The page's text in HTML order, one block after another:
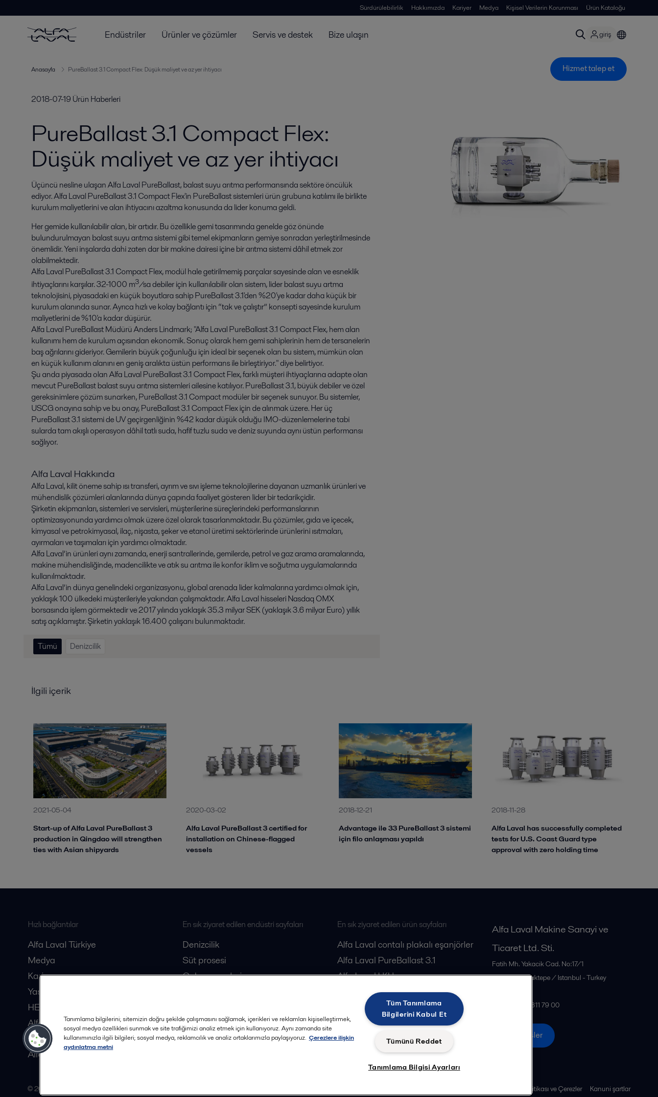
Sürdürülebilirlik Hakkımızda Kariyer Medya Kişisel Verilerin Korunması Ürün Kataloğu
Endüstriler Ürünler ve çözümler Servis ve destek Bize ulaşın giriş
Anasayfa PureBallast 3.1 Compact Flex: Düşük maliyet ve az yer ihtiyacı Hizmet talep et
2018-07-19 Ürün Haberleri
PureBallast 3.1 Compact Flex:
Düşük maliyet ve az yer ihtiyacı
Üçüncü nesline ulaşan Alfa Laval PureBallast, balast suyu arıtma performansında sektöre öncülük
ediyor. Alfa Laval PureBallast 3.1 Compact Flex'in PureBallast sistemleri ürün grubuna katılımı ile birlikte
kurulum maliyetlerini ve alan ihtiyacını azaltma konusunda da lider konuma geldi.
Her gemide kullanılabilir alan, bir artıdır. Bu özellikle gemi tasarımında genelde göz önünde
bulundurulmayan balast suyu arıtma sistemi gibi temel ekipmanların gemiye sonradan yerleştirilmesinde
önemlidir. Yeni inşalarda dahi zaten dar bir makine dairesi içine bir arıtma sistemi dâhil etmek zor
olabilmektedir.
Alfa Laval PureBallast 3.1 Compact Flex, modül hale getirilmemiş parçalar sayesinde alan ve esneklik
ihtiyaçlarını karşılar. 32-1000 m3/sa debiler için kullanılabilir olan sistem, lider balast suyu artma
teknolojisini, piyasadaki en küçük boyutlara sahip PureBallast 3.1'den %20'ye kadar daha küçük bir
kurulum alanında sunar. Ayrıca hızlı ve kolay bağlantı için “tak ve çalıştır” konsepti sayesinde kurulum
maliyetlerini de %10'a kadar düşürür.
Alfa Laval PureBallast Müdürü Anders Lindmark; "Alfa Laval PureBallast 3.1 Compact Flex, hem alan
kullanımı hem de kurulum açısından ekonomik. Sonuç olarak hem gemi sahiplerinin hem de tersanelerin
baş ağrılarını gideriyor. Gemilerin büyük çoğunluğu için ideal bir seçenek olan bu sistem, mümkün olan
en küçük kullanım alanını en geniş aralıkta üstün performans ile birleştiriyor." diye belirtiyor.
Şu anda piyasada olan Alfa Laval PureBallast 3.1 Compact Flex, farklı müşteri ihtiyaçlarına adapte olan
mevcut PureBallast balast suyu arıtma sistemleri ailesine katılıyor. PureBallast 3.1, büyük debiler ve özel
gereksinimlere çözüm sunarken, PureBallast 3.1 Compact modüler bir seçenek sunuyor. Bu sistemler,
USCG onayına sahip ve bu onay, PureBallast 3.1 Compact Flex için de alınmak üzere. Her üç
PureBallast 3.1 sistemi de UV geçirgenliğinin %42 kadar düşük olduğu IMO-düzenlemelerine tabi
sularda tam akışlı operasyon dâhil tatlı suda, hafif tuzlu suda ve deniz suyunda aynı üstün performansı
sağlıyor.
Alfa Laval Hakkında
Alfa Laval, kilit öneme sahip ısı transferi, ayrım ve sıvı işleme teknolojilerine dayanan uzmanlık ürünleri ve
mühendislik çözümleri alanlarında dünya çapında faaliyet gösteren lider bir tedarikçidir.
Şirketin ekipmanları, sistemleri ve servisleri, müşterilerine süreçlerindeki performanslarının
optimizasyonunda yardımcı olmak üzere özel olarak tasarlanmaktadır. Bu çözümler, gıda ve içecek,
kimyasal ve petrokimyasal, ilaç, nişasta, şeker ve etanol üretimi sektörlerinde ürünlerini ısıtmaları,
ayırmaları ve taşımaları için yardımcı olmaktadır.
Alfa Laval’in ürünleri aynı zamanda, enerji santrallerinde, gemilerde, petrol ve gaz arama aramalarında,
makine mühendisliğinde, madencilikte ve atık su arıtma ile konfor iklim ve soğutma uygulamalarında
kullanılmaktadır.
Alfa Laval’in dünya genelindeki organizasyonu, global arenada lider kalmalarına yardımcı olmak için,
yaklaşık 100 ülkedeki müşterileriyle yakından çalışmaktadır. Alfa Laval hisseleri Nasdaq OMX
borsasında işlem görmektedir ve 2017 yılında yaklaşık 35.3 milyar SEK (yaklaşık 3.6 milyar Euro) yıllık
satış açıklamıştır. Şirketin yaklaşık 16.400 çalışanı bulunmaktadır.
Tümü Denizcilik
İlgili içerik
2021-05-04
Start-up of Alfa Laval PureBallast 3
production in Qingdao will strengthen
ties with Asian shipyards
2020-03-02
Alfa Laval PureBallast 3 certified for
installation on Chinese-flagged
vessels
2018-12-21
Advantage ile 33 PureBallast 3 sistemi
için filo anlaşması yapıldı
2018-11-28
Alfa Laval has successfully completed
tests for U.S. Coast Guard type
approval with zero holding time
Hızlı bağlantılar
Alfa Laval Türkiye
Medya
Kariyer
Yasal
HERE Dergisi
Alfa Laval Distribütörleri
Güvenlik Veri Sayfaları
Alfa Laval İş Ortağı Olun
En sık ziyaret edilen endüstri sayfaları
Denizcilik
Süt prosesi
Gıda prosesleri
En sık ziyaret edilen ürün sayfaları
Alfa Laval contalı plakalı eşanjörler
Alfa Laval PureBallast 3.1
Alfa Laval LKH pompa
Alfa Laval dekantörler
Alfa Laval separatörler
Alfa Laval Makine Sanayi ve
Ticaret Ltd. Sti.
Fatih Mh. Yakacik Cad. No:17/1
34885Sancaktepe / Istanbul - Turkey
Tel: +90 216 311 79 00
Tüm ofisler
© 2015-2026, ALFA LAVAL Gizlilik Politikası ve Çerezler Kanuni şartlar
Tanımlama bilgilerini; sitemizin doğru şekilde çalışmasını sağlamak, içerikleri ve reklamları kişiselleştirmek,
sosyal medya özellikleri sunmak ve site trafiğimizi analiz etmek için kullanıyoruz. Aynı zamanda site
kullanımınızla ilgili bilgileri; sosyal medya, reklamcılık ve analiz ortaklarımızla paylaşıyoruz. Çerezlere ilişkin
aydınlatma metni
Tüm Tanımlama
Bilgilerini Kabul Et
Tümünü Reddet
Tanımlama Bilgisi Ayarları